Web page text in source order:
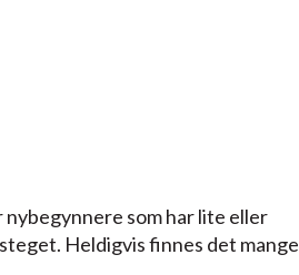
som har lite eller
Heldigvis finnes det mange